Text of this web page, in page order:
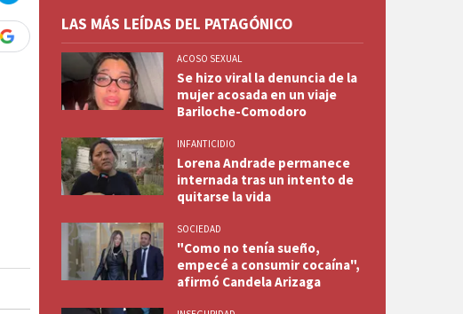
LAS MÁS LEÍDAS DEL PATAGÓNICO
ACOSO SEXUAL
Se hizo viral la denuncia de la
mujer acosada en un viaje
Bariloche-Comodoro
INFANTICIDIO
Lorena Andrade permanece
internada tras un intento de
quitarse la vida
SOCIEDAD
"Como no tenía sueño,
empecé a consumir cocaína",
afirmó Candela Arizaga